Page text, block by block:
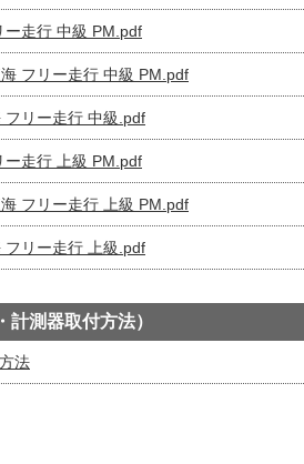
ー走行 中級 PM.pdf
フリー走行 中級 PM.pdf
フリー走行 中級.pdf
ー走行 上級 PM.pdf
フリー走行 上級 PM.pdf
フリー走行 上級.pdf
測器取付方法）
法